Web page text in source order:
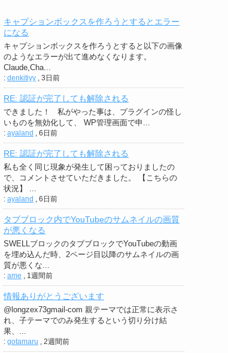
キャプションボックスを作ろうとするとエラー
になる
キャプションボックスを作ろうとすると以下の画像
のようなエラーが出て進めなくなります。
Claude,Cha...
: denkitiyy 3日前
RE: 認証が完了しても解除される
できました！ 私がやった事は、プラグインの怪し
いものを無効化して、 WP管理画面で申...
: ayaland 6日前
RE: 認証が完了しても解除される
私も全く同じ現象が発生して困っておりましたの
で、コメントさせていただきました。 【こちらの
状況】 ...
: ayaland 6日前
タブブロック内でYouTubeのサムネイルの画質
が悪くなる
SWELLブロックのタブブロックでYouTubeの動画
を埋め込んだ時、2ページ目以降のサムネイルの画
質が悪くな...
: ame 1週間前
情報ありがとうございます
@longzex73gmail-com 親テーマでは正常に表示さ
れ、子テーマでのみ発生するという切り分け結
果、...
: gotamaru 2週間前